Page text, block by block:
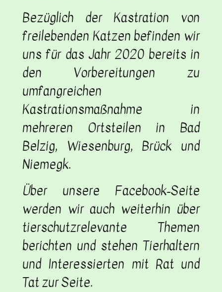
Bezüglich der Kastration von
freilebenden Katzen befinden wir
uns für das Jahr 2020 bereits in
den Vorbereitungen zu
umfangreichen
Kastrationsmaßnahme in
mehreren Ortsteilen in Bad
Belzig, Wiesenburg, Brück und
Niemegk.
Über unsere Facebook-Seite
werden wir auch weiterhin über
tierschutzrelevante Themen
berichten und stehen Tierhaltern
und Interessierten mit Rat und
Tat zur Seite.